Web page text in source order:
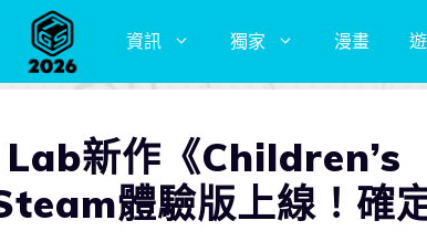
資訊 獨家 漫畫
新作《Children’s
體驗版上線！確